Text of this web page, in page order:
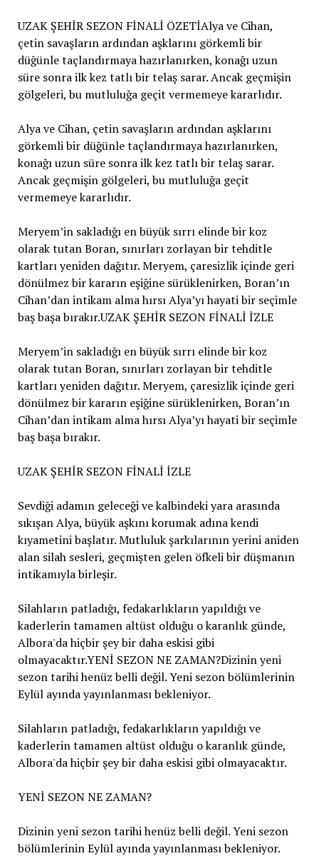
UZAK ŞEHİR SEZON FİNALİ ÖZETİAlya ve Cihan,
çetin savaşların ardından aşklarını görkemli bir
düğünle taçlandırmaya hazırlanırken, konağı uzun
süre sonra ilk kez tatlı bir telaş sarar. Ancak geçmişin
gölgeleri, bu mutluluğa geçit vermemeye kararlıdır.
Alya ve Cihan, çetin savaşların ardından aşklarını
görkemli bir düğünle taçlandırmaya hazırlanırken,
konağı uzun süre sonra ilk kez tatlı bir telaş sarar.
Ancak geçmişin gölgeleri, bu mutluluğa geçit
vermemeye kararlıdır.
Meryem’in sakladığı en büyük sırrı elinde bir koz
olarak tutan Boran, sınırları zorlayan bir tehditle
kartları yeniden dağıtır. Meryem, çaresizlik içinde geri
dönülmez bir kararın eşiğine sürüklenirken, Boran’ın
Cihan’dan intikam alma hırsı Alya’yı hayati bir seçimle
baş başa bırakır.UZAK ŞEHİR SEZON FİNALİ İZLE
Meryem’in sakladığı en büyük sırrı elinde bir koz
olarak tutan Boran, sınırları zorlayan bir tehditle
kartları yeniden dağıtır. Meryem, çaresizlik içinde geri
dönülmez bir kararın eşiğine sürüklenirken, Boran’ın
Cihan’dan intikam alma hırsı Alya’yı hayati bir seçimle
baş başa bırakır.
UZAK ŞEHİR SEZON FİNALİ İZLE
Sevdiği adamın geleceği ve kalbindeki yara arasında
sıkışan Alya, büyük aşkını korumak adına kendi
kıyametini başlatır. Mutluluk şarkılarının yerini aniden
alan silah sesleri, geçmişten gelen öfkeli bir düşmanın
intikamıyla birleşir.
Silahların patladığı, fedakarlıkların yapıldığı ve
kaderlerin tamamen altüst olduğu o karanlık günde,
Albora'da hiçbir şey bir daha eskisi gibi
olmayacaktır.YENİ SEZON NE ZAMAN?Dizinin yeni
sezon tarihi henüz belli değil. Yeni sezon bölümlerinin
Eylül ayında yayınlanması bekleniyor.
Silahların patladığı, fedakarlıkların yapıldığı ve
kaderlerin tamamen altüst olduğu o karanlık günde,
Albora'da hiçbir şey bir daha eskisi gibi olmayacaktır.
YENİ SEZON NE ZAMAN?
Dizinin yeni sezon tarihi henüz belli değil. Yeni sezon
bölümlerinin Eylül ayında yayınlanması bekleniyor.